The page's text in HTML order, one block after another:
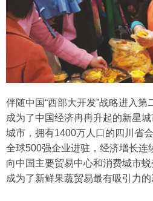
伴随中国“西部大开发”战略进入
成为了中国经济冉冉升起的新星
城市，拥有1400万人口的四川省
全球500强企业进驻，经济增长连
向中国主要贸易中心和消费城市
成为了新鲜果蔬贸易最有吸引力的